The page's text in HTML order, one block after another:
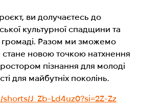
ви долучаєтесь до
культурної спадщини та
громаді. Разом ми зможемо
стане новою точкою натхнення
пізнання для молоді
для майбутніх поколінь.
J_Zb-Ld4uz0?si=2Z-Zz